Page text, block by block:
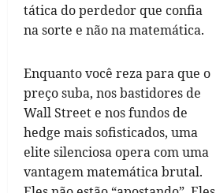
tática do perdedor que confia
na sorte e não na matemática.
Enquanto você reza para que o
preço suba, nos bastidores de
Wall Street e nos fundos de
hedge mais sofisticados, uma
elite silenciosa opera com uma
vantagem matemática brutal.